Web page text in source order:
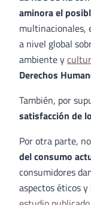
aminora el
multinacionales,
a nivel global
ambiente y
Derechos
También, por
satisfacción de
Por otra parte,
del consumo
consumidores
aspectos éticos